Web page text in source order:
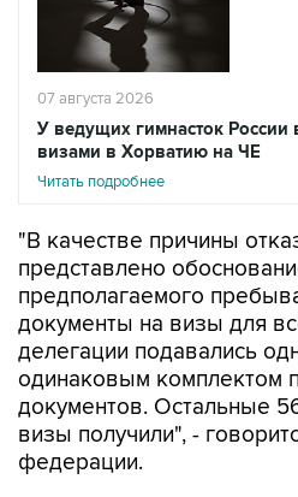
07 августа 2026
У ведущих гимнасток
визами в Хорватию на ЧЕ
Читать подробнее
"В качестве причины
представлено
предполагаемого
документы на визы для
делегации подавались
одинаковым комплектом
документов. Остальные
визы получили", -
федерации.